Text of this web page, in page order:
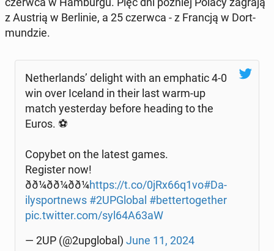
z Austrią w Ber­li­nie, a 25 czerwca - z Francją w Do­rt­
mun­dzie.
Ne­ther­lands’ delight with an em­pha­tic 4-0
win over Iceland in their last warm-up
match yester­day before heading to the
Euros. ⚽
Copybet on the latest games.
Re­gi­ster now!
ðð¼ðð¼ðð¼https://t.co/0jRx66q1vo#Da­
ily­sport­news #2UPGlo­bal #bet­ter­to­ge­ther
pic.twitter.com/syl64A63aW
— 2UP (@2upglo­bal) June 11, 2024